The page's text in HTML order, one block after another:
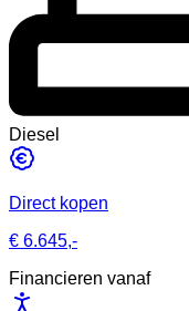
Diesel
Direct kopen
€ 6.645,-
Financieren vanaf